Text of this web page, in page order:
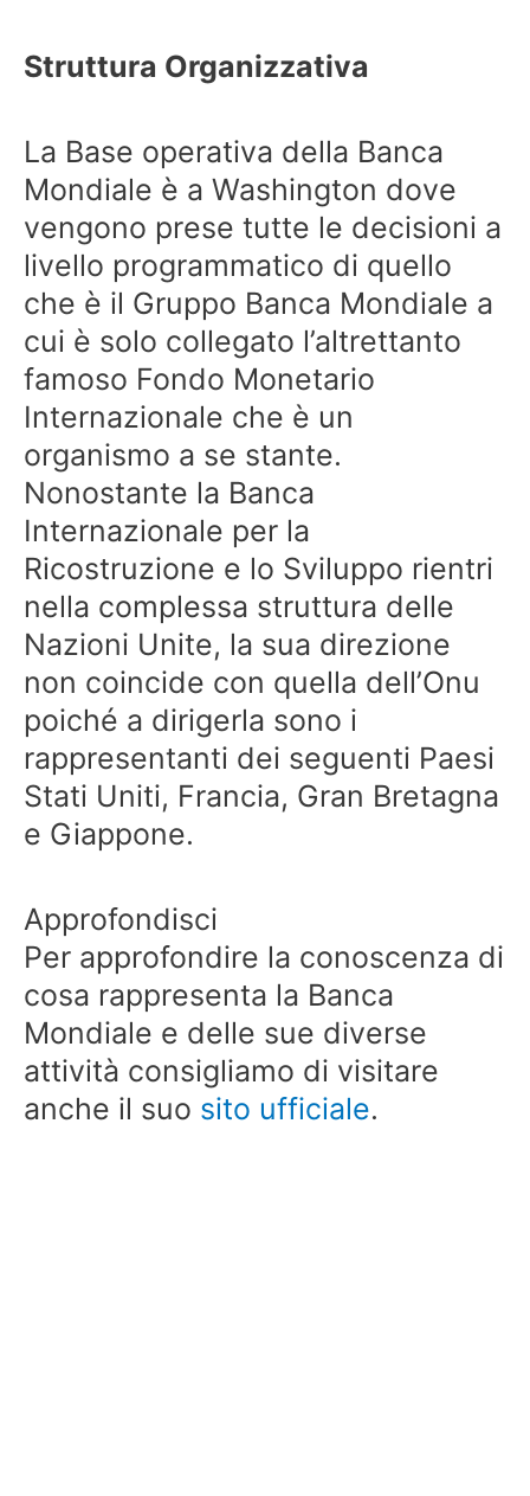
Struttura Organizzativa
La Base operativa della Banca
Mondiale è a Washington dove
vengono prese tutte le decisioni a
livello programmatico di quello
che è il Gruppo Banca Mondiale a
cui è solo collegato l’altrettanto
famoso Fondo Monetario
Internazionale che è un
organismo a se stante.
Nonostante la Banca
Internazionale per la
Ricostruzione e lo Sviluppo rientri
nella complessa struttura delle
Nazioni Unite, la sua direzione
non coincide con quella dell’Onu
poiché a dirigerla sono i
rappresentanti dei seguenti Paesi
Stati Uniti, Francia, Gran Bretagna
e Giappone.
Approfondisci
Per approfondire la conoscenza di
cosa rappresenta la Banca
Mondiale e delle sue diverse
attività consigliamo di visitare
anche il suo sito ufficiale.